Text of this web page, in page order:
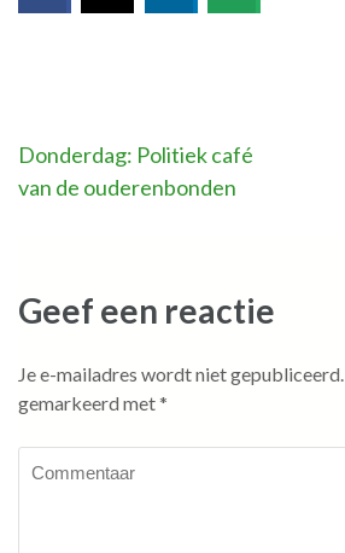
Bericht
Donderdag: Politiek café
van de ouderenbonden
Geef een reactie
Je e-mailadres wordt niet gepubliceerd.
gemarkeerd met*